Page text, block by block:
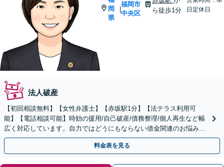
岡
県
|
福岡市
中央区
ら徒歩1分
日定休日
法人破産
【初回相談無料】【女性弁護士】【赤坂駅1分】【法テラス利用可
能】【電話相談可能】時効の援用/自己破産/債務整理/個人再生など幅
広く対応しています。自力ではどうにもならない借金関連のお悩み、
弁護士に依頼して解決しませんか。
料金表を見る